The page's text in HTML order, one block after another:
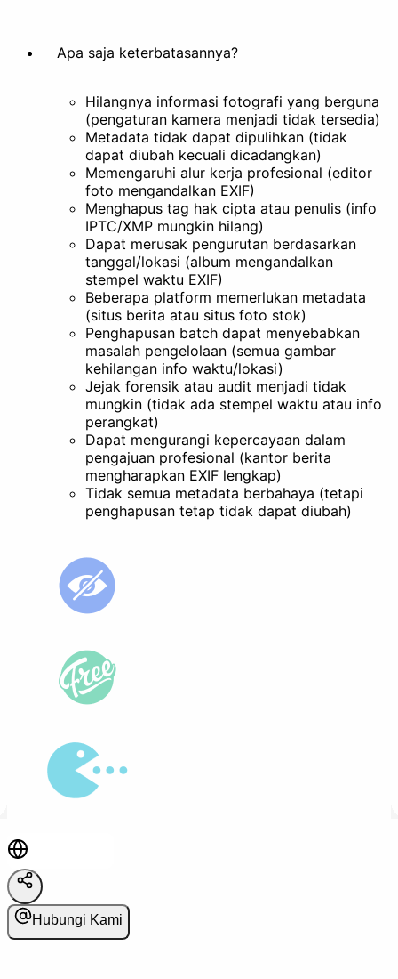
Apa saja keterbatasannya?
Hilangnya informasi fotografi yang berguna
(pengaturan kamera menjadi tidak tersedia)
Metadata tidak dapat dipulihkan (tidak
dapat diubah kecuali dicadangkan)
Memengaruhi alur kerja profesional (editor
foto mengandalkan EXIF)
Menghapus tag hak cipta atau penulis (info
IPTC/XMP mungkin hilang)
Dapat merusak pengurutan berdasarkan
tanggal/lokasi (album mengandalkan
stempel waktu EXIF)
Beberapa platform memerlukan metadata
(situs berita atau situs foto stok)
Penghapusan batch dapat menyebabkan
masalah pengelolaan (semua gambar
kehilangan info waktu/lokasi)
Jejak forensik atau audit menjadi tidak
mungkin (tidak ada stempel waktu atau info
perangkat)
Dapat mengurangi kepercayaan dalam
pengajuan profesional (kantor berita
mengharapkan EXIF lengkap)
Tidak semua metadata berbahaya (tetapi
penghapusan tetap tidak dapat diubah)
Hubungi Kami